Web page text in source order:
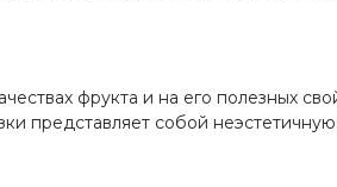
фрукта и на его полезных
представляет собой